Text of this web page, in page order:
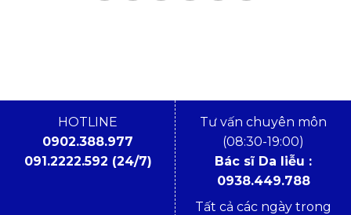
HOTLINE
0902.388.977
091.2222.592 (24/7)
Tư vấn chuyên môn
(08:30-19:00)
Bác sĩ Da liễu :
0938.449.788
Tất cả các ngày trong